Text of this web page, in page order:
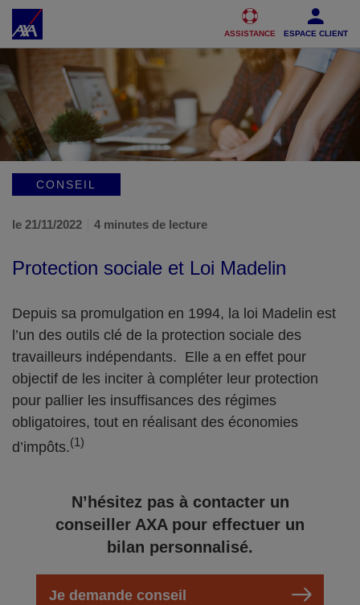
Accéder au Contenu Accéder au Pied de page
ASSISTANCE ESPACE CLIENT
CONSEIL
le 21/11/2022 4 minutes de lecture
Protection sociale et Loi Madelin
Depuis sa promulgation en 1994, la loi Madelin est
l’un des outils clé de la protection sociale des
travailleurs indépendants. Elle a en effet pour
objectif de les inciter à compléter leur protection
pour pallier les insuffisances des régimes
obligatoires, tout en réalisant des économies
d’impôts.(1)
N’hésitez pas à contacter un
conseiller AXA pour effectuer un
bilan personnalisé.
Je demande conseil